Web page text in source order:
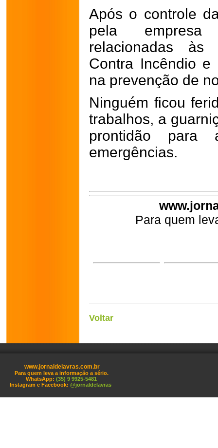
Após o controle
pela empresa
relacionadas às
Contra Incêndio e
na prevenção de
Ninguém ficou
trabalhos, a
prontidão para
emergências.
Para quem
Voltar
www.jornaldelavras.com.br
Para quem leva a informação a sério.
WhatsApp: (35) 9 9925-5481
Instagram e Facebook: @jornaldelavras